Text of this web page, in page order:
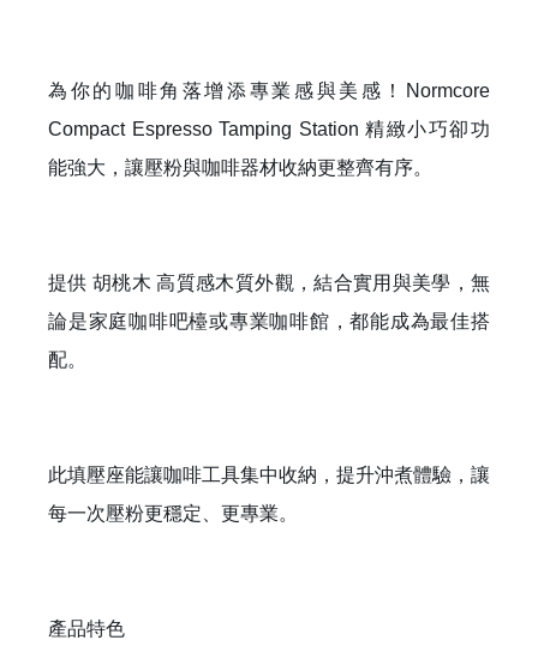
為你的咖啡角落增添專業感與美感！Normcore
Compact Espresso Tamping Station 精緻小巧卻功
能強大，讓壓粉與咖啡器材收納更整齊有序。
提供 胡桃木 高質感木質外觀，結合實用與美學，無
論是家庭咖啡吧檯或專業咖啡館，都能成為最佳搭
配。
此填壓座能讓咖啡工具集中收納，提升沖煮體驗，讓
每一次壓粉更穩定、更專業。
產品特色